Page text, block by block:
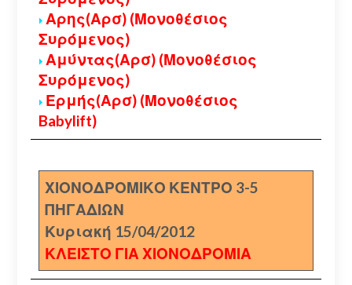
Αρης(Αρσ) (Μονοθέσιος
Συρόμενος)
Αμύντας(Αρσ) (Μονοθέσιος
Συρόμενος)
Ερμής(Αρσ) (Μονοθέσιος
Babylift)
ΧΙΟΝΟΔΡΟΜΙΚΟ ΚΕΝΤΡΟ 3-5
ΠΗΓΑΔΙΩΝ
Κυριακή 15/04/2012
ΚΛΕΙΣΤΟ ΓΙΑ ΧΙΟΝΟΔΡΟΜΙΑ